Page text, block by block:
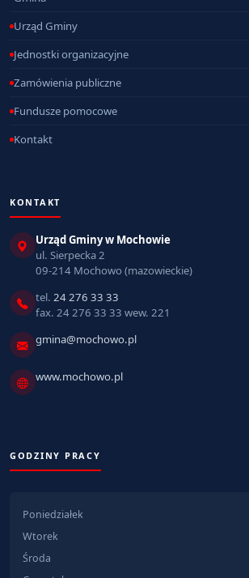
Urząd Gminy
Jednostki organizacyjne
Zamówienia publiczne
Fundusze pomocowe
Kontakt
KONTAKT
Urząd Gminy w Mochowie
ul. Sierpecka 2
09-214 Mochowo (mazowieckie)
tel. 24 276 33 33
fax. 24 276 33 33 wew. 221
gmina@mochowo.pl
www.mochowo.pl
GODZINY PRACY
Poniedziałek
Wtorek
Środa